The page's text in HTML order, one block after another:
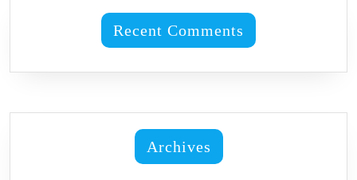
Recent Comments
Archives